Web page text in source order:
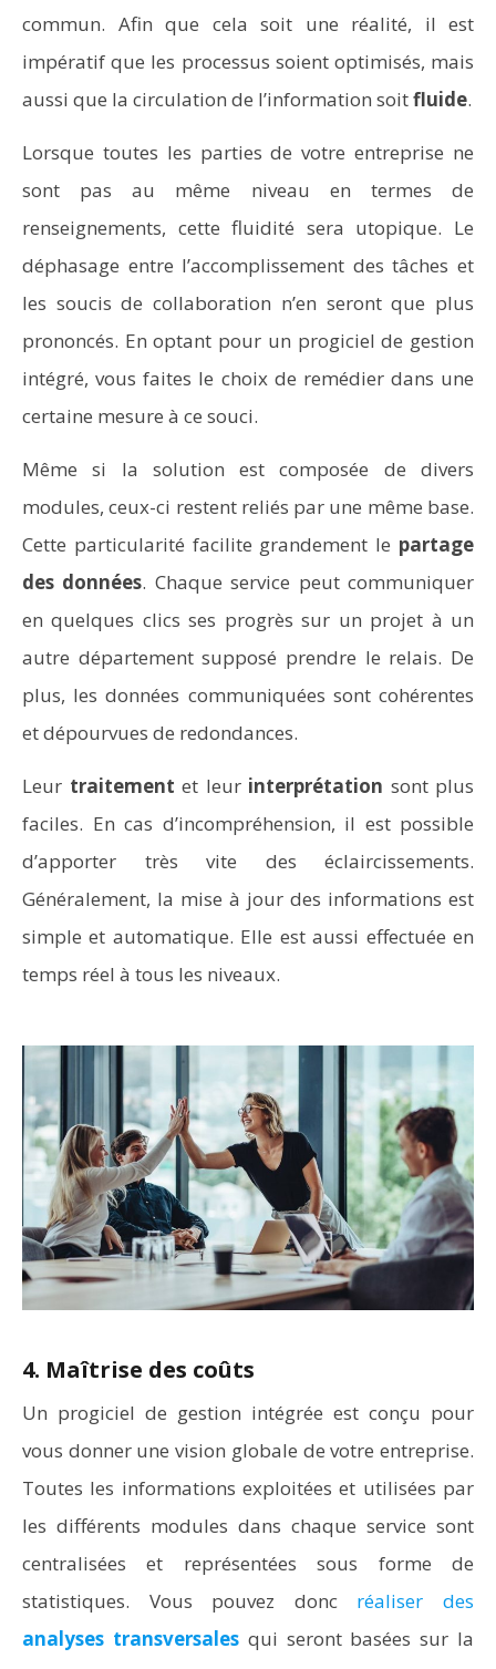
commun. Afin que cela soit une réalité, il est
impératif que les processus soient optimisés, mais
aussi que la circulation de l’information soitfluide.
Lorsque toutes les parties de votre entreprise ne
sont pas au même niveau en termes de
renseignements, cette fluidité sera utopique. Le
déphasage entre l’accomplissement des tâches et
les soucis de collaboration n’en seront que plus
prononcés. En optant pour un progiciel de gestion
intégré, vous faites le choix de remédier dans une
certaine mesure à ce souci.
Même si la solution est composée de divers
modules, ceux-ci restent reliés par une même base.
Cette particularité facilite grandement le partage
des données. Chaque service peut communiquer
en quelques clics ses progrès sur un projet à un
autre département supposé prendre le relais. De
plus, les données communiquées sont cohérentes
et dépourvues de redondances.
Leur traitement et leurinterprétation sont plus
faciles. En cas d’incompréhension, il est possible
d’apporter très vite des éclaircissements.
Généralement, la mise à jour des informations est
simple et automatique. Elle est aussi effectuée en
temps réel à tous les niveaux.
4. Maîtrise des coûts
Un progiciel de gestion intégrée est conçu pour
vous donner une vision globale de votre entreprise.
Toutes les informations exploitées et utilisées par
les différents modules dans chaque service sont
centralisées et représentées sous forme de
statistiques. Vous pouvez donc réaliser des
analyses transversalesqui seront basées sur la